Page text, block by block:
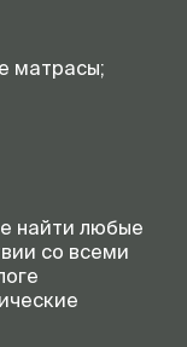
матрасы;
найти любые
со всеми